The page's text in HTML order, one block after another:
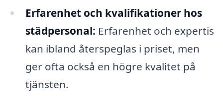
Erfarenhet och kvalifikationer hos
städpersonal: Erfarenhet och expertis
kan ibland återspeglas i priset, men
ger ofta också en högre kvalitet på
tjänsten.